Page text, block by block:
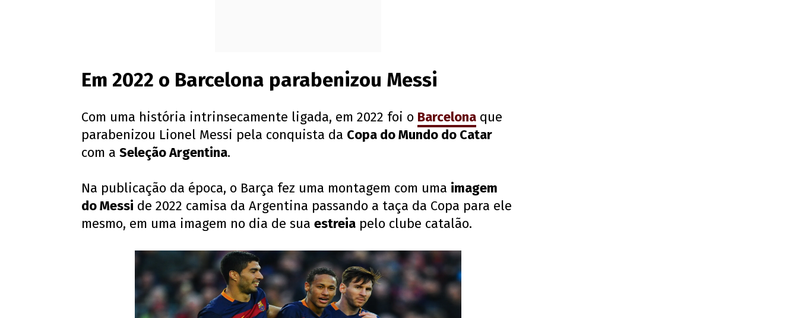
Em 2022 o Barcelona parabenizou Messi
Com uma história intrinsecamente ligada, em 2022 foi o Barcelona que
parabenizou Lionel Messi pela conquista da Copa do Mundo do Catar
com a Seleção Argentina.
Na publicação da época, o Barça fez uma montagem com uma imagem
do Messi de 2022 camisa da Argentina passando a taça da Copa para ele
mesmo, em uma imagem no dia de sua estreia pelo clube catalão.